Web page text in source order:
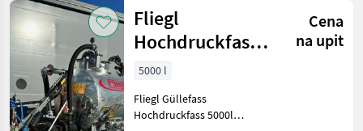
Fasskippzy
za
đubrenje,
gnojenje i
navodnjavanje
/ Fliegl
Fliegl
Hochdruckfass
5000l Jumbo
Turbo Line
Güllefass
Cena
na upit
5000 l
Fliegl Güllefass
Hochdruckfass 5000l